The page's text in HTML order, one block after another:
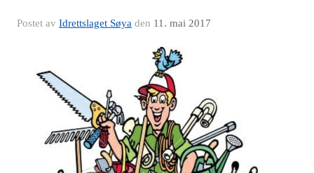
Postet av Idrettslaget Søya den 11. mai 2017